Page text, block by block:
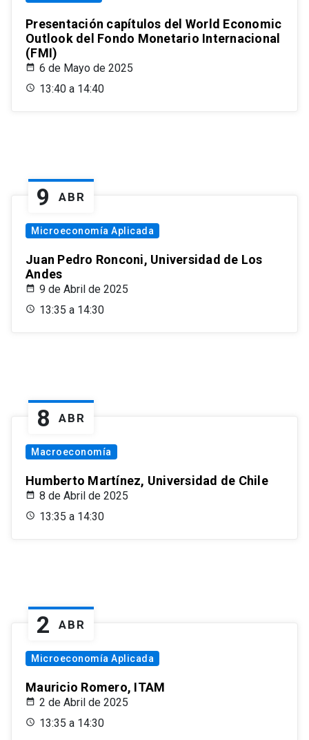
Presentación capítulos del World Economic
Outlook del Fondo Monetario Internacional
(FMI)
6 de Mayo de 2025
13:40 a 14:40
9 ABR
Microeconomía Aplicada
Juan Pedro Ronconi, Universidad de Los
Andes
9 de Abril de 2025
13:35 a 14:30
8 ABR
Macroeconomía
Humberto Martínez, Universidad de Chile
8 de Abril de 2025
13:35 a 14:30
2 ABR
Microeconomía Aplicada
Mauricio Romero, ITAM
2 de Abril de 2025
13:35 a 14:30